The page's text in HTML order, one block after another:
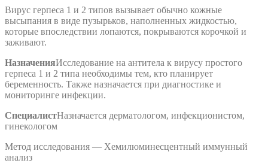
Вирус герпеса 1 и 2 типов вызывает обычно кожные
высыпания в виде пузырьков, наполненных жидкостью,
которые впоследствии лопаются, покрываются корочкой и
заживают.
НазначенияИсследование на антитела к вирусу простого
герпеса 1 и 2 типа необходимы тем, кто планирует
беременность. Также назначается при диагностике и
мониторинге инфекции.
СпециалистНазначается дерматологом, инфекционистом,
гинекологом
Метод исследования — Хемилюминесцентный иммунный
анализ